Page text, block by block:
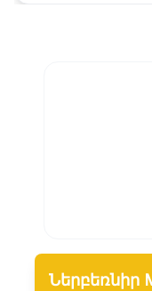
Ներբեռնիր